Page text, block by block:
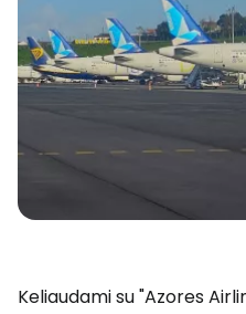
Keliaudami su "Azores